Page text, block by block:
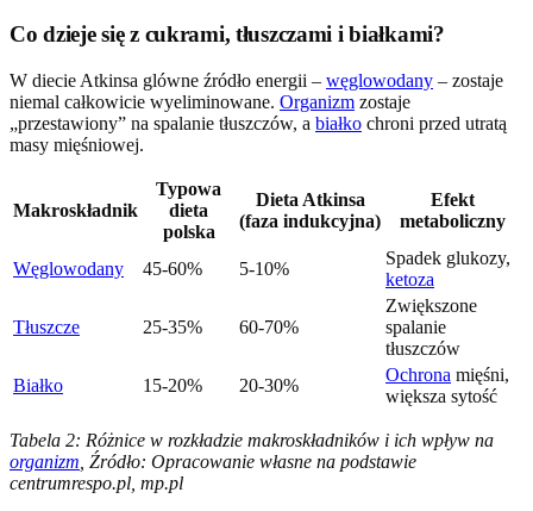
Co dzieje się z cukrami, tłuszczami i białkami?
W diecie Atkinsa glówne źródło energii – węglowodany – zostaje
niemal całkowicie wyeliminowane. Organizm zostaje
„przestawiony” na spalanie tłuszczów, a białko chroni przed utratą
masy mięśniowej.
Makroskładnik
Typowa
dieta
polska
Dieta Atkinsa
(faza indukcyjna)
Efekt
metaboliczny
Węglowodany 45-60% 5-10%
Spadek glukozy,
ketoza
Tłuszcze 25-35% 60-70%
Zwiększone
spalanie
tłuszczów
Białko
15-20% 20-30%
Ochrona mięśni,
większa sytość
Tabela 2: Różnice w rozkładzie makroskładników i ich wpływ na
organizm , Źródło: Opracowanie własne na podstawie
centrumrespo.pl, mp.pl